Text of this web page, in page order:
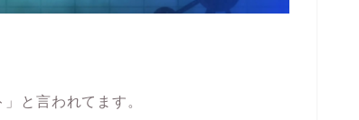
と言われてます。